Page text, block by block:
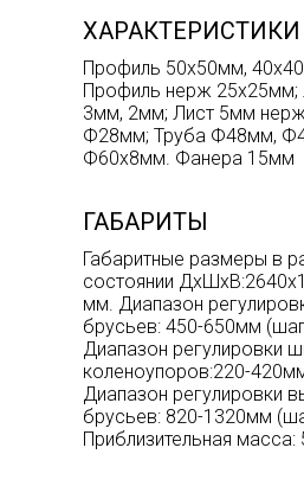
ХАРАКТЕРИСТИКИ
Профиль 50х50мм,
Профиль нерж 25х25мм;
3мм, 2мм; Лист 5мм
Ф28мм; Труба Ф48мм,
Ф60х8мм. Фанера 15мм
ГАБАРИТЫ
Габаритные размеры в
состоянии
мм. Диапазон
брусьев: 450-650мм
Диапазон регулировки
коленоупоров:220-
Диапазон регулировки
брусьев: 820-1320мм
Приблизительная масса: